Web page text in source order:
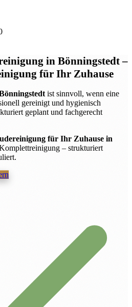
in Bönningstedt–
für Ihr Zuhause
ist sinnvoll, wenn eine
gereinigt und hygienisch
geplant und fachgerecht
für Ihr Zuhause in
– strukturiert